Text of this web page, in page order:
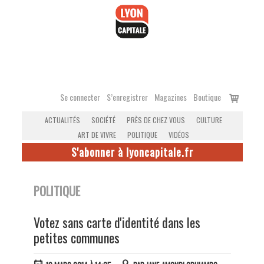
Se connecter S’enregistrer Magazines Boutique
Voir
ACTUALITÉS SOCIÉTÉ PRÈS DE CHEZ VOUS
CULTURE
ART DE VIVRE
POLITIQUE VIDÉOS
S'abonner à lyoncapitale.fr
POLITIQUE
Votez sans carte d'identité dans les
petites communes